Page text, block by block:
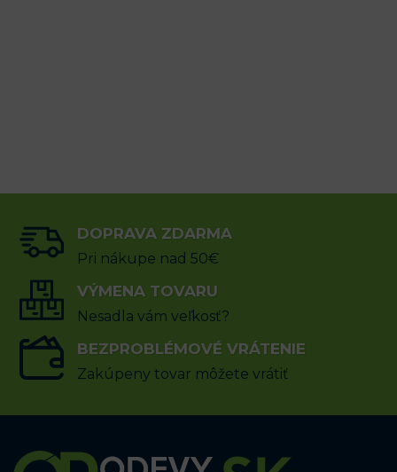
DOPRAVA ZDARMA
Pri nákupe nad 50€
VÝMENA TOVARU
Nesadla vám veľkosť?
BEZPROBLÉMOVÉ VRÁTENIE
Zakúpeny tovar môžete vrátiť